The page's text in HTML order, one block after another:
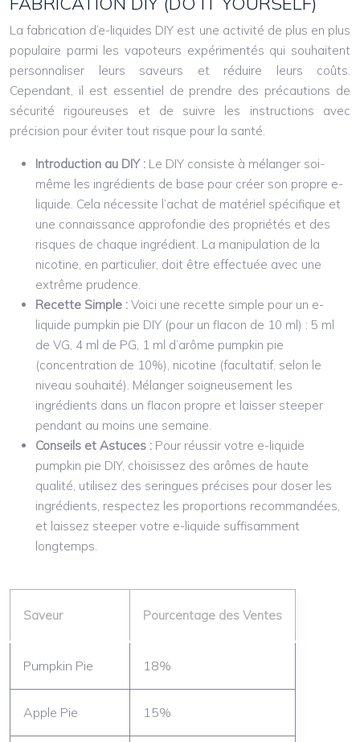
La fabrication d’e-liquides DIY est une activité de plus en plus
populaire parmi les vapoteurs expérimentés qui souhaitent
personnaliser leurs saveurs et réduire leurs coûts.
Cependant, il est essentiel de prendre des précautions de
sécurité rigoureuses et de suivre les instructions avec
précision pour éviter tout risque pour la santé.
Introduction au DIY : Le DIY consiste à mélanger soi-
même les ingrédients de base pour créer son propre e-
liquide. Cela nécessite l’achat de matériel spécifique et
une connaissance approfondie des propriétés et des
risques de chaque ingrédient. La manipulation de la
nicotine, en particulier, doit être effectuée avec une
extrême prudence.
Recette Simple : Voici une recette simple pour un e-
liquide pumpkin pie DIY (pour un flacon de 10 ml) : 5 ml
de VG, 4 ml de PG, 1 ml d’arôme pumpkin pie
(concentration de 10%), nicotine (facultatif, selon le
niveau souhaité). Mélanger soigneusement les
ingrédients dans un flacon propre et laisser steeper
pendant au moins une semaine.
Conseils et Astuces : Pour réussir votre e-liquide
pumpkin pie DIY, choisissez des arômes de haute
qualité, utilisez des seringues précises pour doser les
ingrédients, respectez les proportions recommandées,
et laissez steeper votre e-liquide suffisamment
longtemps.
Saveur Pourcentage des Ventes
Pumpkin Pie 18%
Apple Pie 15%